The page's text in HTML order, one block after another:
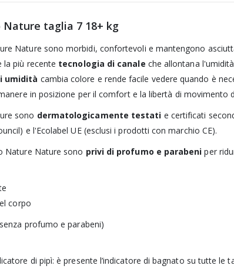
Nature taglia 7 18+ kg
Nature sono morbidi, confortevoli e mantengono
la più recente tecnologia di canale che allontana
umidità cambia colore e rende facile vedere quando è
in posizione per il comfort e la libertà di movimento
sono dermatologicamente testati e certificati
e l'Ecolabel UE (esclusi i prodotti con marchio CE).
Nature Nature sono privi di profumo e parabeni per
corpo
profumo e parabeni)
di pipì: è presente l’indicatore di bagnato su tutte le